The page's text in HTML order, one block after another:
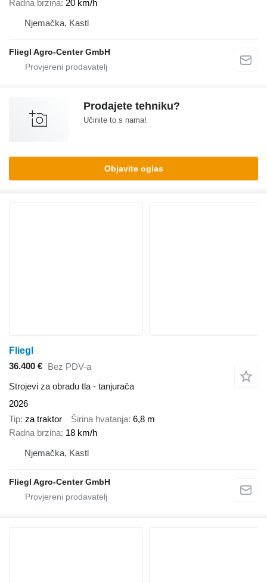
Radna brzina 20 km/h
Njemačka, Kastl
Fliegl Agro-Center GmbH
Prodajete tehniku?
Učinite to s nama!
Objavite oglas
Fliegl
36.400 € Bez PDV-a
Strojevi za obradu tla - tanjurača
2026
Tip za traktor Širina hvatanja 6,8 m
Radna brzina 18 km/h
Njemačka, Kastl
Fliegl Agro-Center GmbH